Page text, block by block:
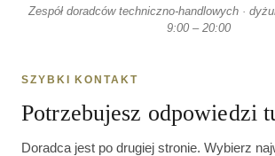
Zespół doradców techniczno-handlowych ·
9:00 – 20:00
SZYBKI KONTAKT
Potrzebujesz odpowiedzi
Doradca jest po drugiej stronie. Wybierz